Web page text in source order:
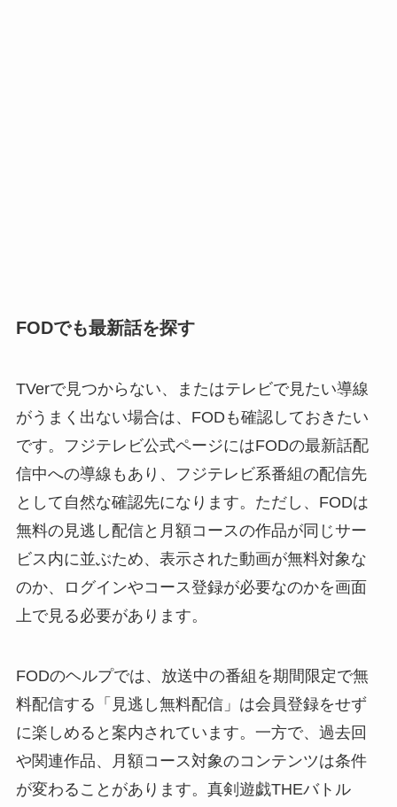
FODでも最新話を探す
TVerで見つからない、またはテレビで見たい導線
がうまく出ない場合は、FODも確認しておきたい
です。フジテレビ公式ページにはFODの最新話配
信中への導線もあり、フジテレビ系番組の配信先
として自然な確認先になります。ただし、FODは
無料の見逃し配信と月額コースの作品が同じサー
ビス内に並ぶため、表示された動画が無料対象な
のか、ログインやコース登録が必要なのかを画面
上で見る必要があります。
FODのヘルプでは、放送中の番組を期間限定で無
料配信する「見逃し無料配信」は会員登録をせず
に楽しめると案内されています。一方で、過去回
や関連作品、月額コース対象のコンテンツは条件
が変わることがあります。真剣遊戯THEバトル